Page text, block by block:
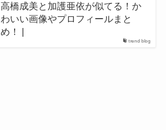
trend blog
高橋成美と加護亜依が似てる！か
わいい画像やプロフィールまと
め！ |